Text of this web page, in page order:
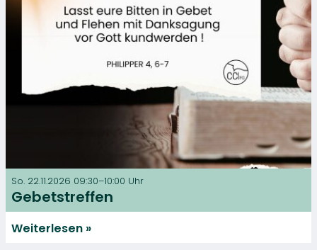
So. 22.11.2026 09:30–10:00 Uhr
Gebetstreffen
Weiterlesen